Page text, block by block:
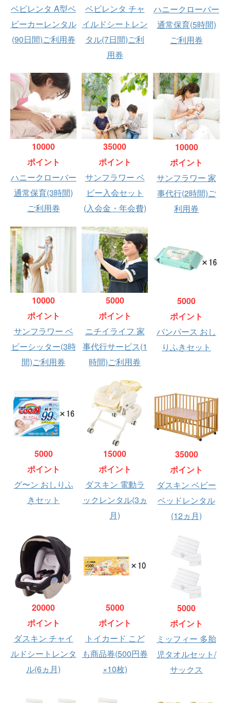
ベビレンタ A型ベ
ビーカーレンタル
(90日間)ご利用券
ベビレンタ チャ
イルドシートレン
タル(7日間)ご利
用券
ハニークローバー
通常保育(5時間)
ご利用券
10000
ポイント
ハニークローバー
通常保育(3時間)
ご利用券
35000
ポイント
サンフラワー ベ
ビー入会セット
(入会金・年会費)
10000
ポイント
サンフラワー 家
事代行(2時間)ご
利用券
10000
ポイント
サンフラワー ベ
ビーシッター(3時
間)ご利用券
5000
ポイント
ニチイライフ 家
事代行サービス(1
時間)ご利用券
5000
ポイント
パンパース おし
りふきセット
5000
ポイント
グ〜ン おしりふ
きセット
15000
ポイント
ダスキン 電動ラ
ックレンタル(3ヵ
月)
35000
ポイント
ダスキン ベビー
ベッドレンタル
(12ヵ月)
20000
ポイント
ダスキン チャイ
ルドシートレンタ
ル(6ヵ月)
5000
ポイント
トイカード こど
も商品券(500円券
×10枚)
5000
ポイント
ミッフィー 多胎
児タオルセット/
サックス